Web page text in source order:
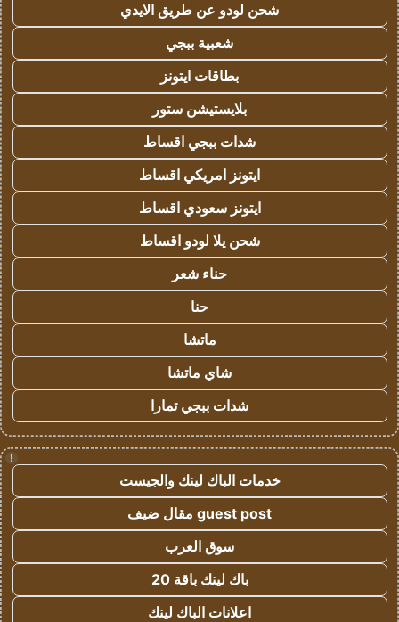
شحن لودو عن طريق الايدي
شعبية ببجي
بطاقات ايتونز
بلايستيشن ستور
شدات ببجي اقساط
ايتونز امريكي اقساط
ايتونز سعودي اقساط
شحن يلا لودو اقساط
حناء شعر
حنا
ماتشا
شاي ماتشا
شدات ببجي تمارا
!
خدمات الباك لينك والجيست
guest post مقال ضيف
سوق العرب
باك لينك باقة 20
اعلانات الباك لينك